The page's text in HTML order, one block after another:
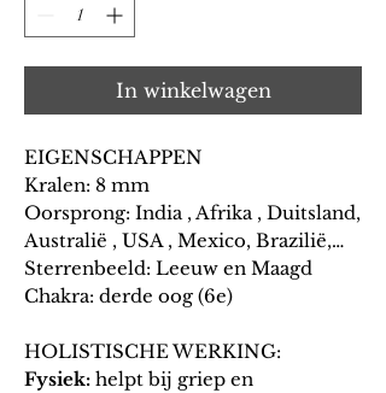
In winkelwagen
EIGENSCHAPPEN
Kralen: 8 mm
Oorsprong: India , Afrika , Duitsland,
Australië , USA , Mexico, Brazilië,…
Sterrenbeeld: Leeuw en Maagd
Chakra: derde oog (6e)
HOLISTISCHE WERKING:
Fysiek: helpt bij griep en